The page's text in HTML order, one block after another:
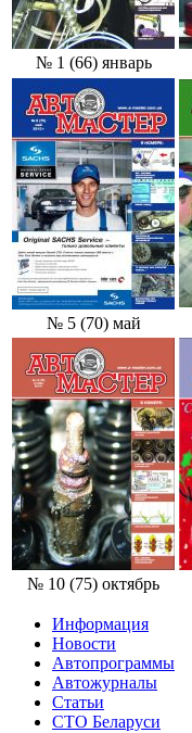
№ 1 (66) январь
№ 5 (70) май
№ 10 (75) октябрь
Информация
Новости
Автопрограммы
Автожурналы
Статьи
СТО Беларуси